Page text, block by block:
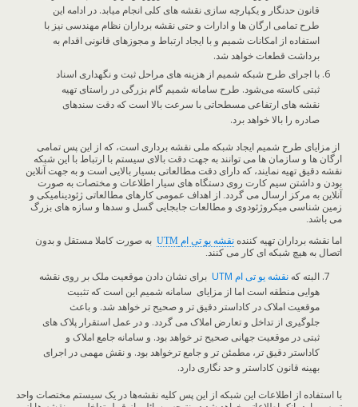
قانون حدنگار و یکپارچه سازی نقشه های کلی انجام میابد. در ادامه این
طرح تمامی ارگان ها و ادارات و حتی نقشه برداران نظام مهندسی نیز با
استفاده از امکانات شمیم و با ایجاد ارتباط و مجوزهای قانونی اقدام به
برداشت قطعات خواهد شد.
با اجرای طرح شبکه شمیم از هزینه های مراحل ثبت و نگهداری اسناد
ثبتی کاسته می‌شود. طرح سامانه شمیم گام بزرگی در راستای تهیه
نقشه های ارتفاعی مسطحاتی با سرعت بالا است که دقت سندهای
صادره را بالا خواهد برد.
از مزایای طرح شمیم ایجاد شبکه ملی نقشه برداری است، که از این پس تمامی
ارگان ها و سازمان ها می توانند به جهت دقت بالای سیستم با ارتباط با این شبکه
نقشه دقیق تهیه نمایند، که دارای دقت مطالعاتی بسیار بالایی است و به جهت آنلاین
بودن و داشتن سیم کارت روی دستگاه های سیار اطلاعات و مختصات به صورت
آنلاین به مرکز ارسال می گردد. از اهداف عمومی کارهای مطالعاتی ژئودینامیکی و
زمین شناسی میکروژئودوی و مطالعات جابجایی گسل و سدها و سازه های بزرگ
می باشد.
اما نقشه برداران تهیه کننده نقشه یو تی ام UTM به صورت کاملا مستقل و بدون
اتصال به هیچ شبکه ای کار می کنند.
البته کهنقشه یو تی ام UTM برای نشان دادن موقعیت ملک بر روی نقشه
هوایی منطقه است اما از مزایای سامانه شمیم این است که تثبیت
موقعیت املاک در کاداستر دقیق تر و صحیح تر خواهد شد. و باعث
جلوگیری از تداخل و تعارض املاک می گردد. و در عمل استقرار پلاک های
ثبتی در موقعیت جهانی صحیح تر خواهد بود. و سامانه جامع املاک و
کاداستر دقیق تر، مطمئن تر و جامع ترخواهد بود. و نقش مهمی در اجرای
بهینه قانون کاداستر و حد نگاری دارد.
با استفاده از اطلاعات این شبکه از این پس کلیه نقشه‌ها در یک سیستم مختصات واحد